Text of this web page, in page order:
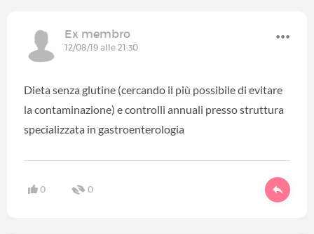
Ex membro
12/08/19 alle 21:30
Dieta senza glutine (cercando il più possibile di evitare
la contaminazione) e controlli annuali presso struttura
specializzata in gastroenterologia
0 0